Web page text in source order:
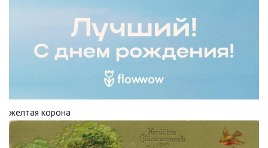
желтая корона